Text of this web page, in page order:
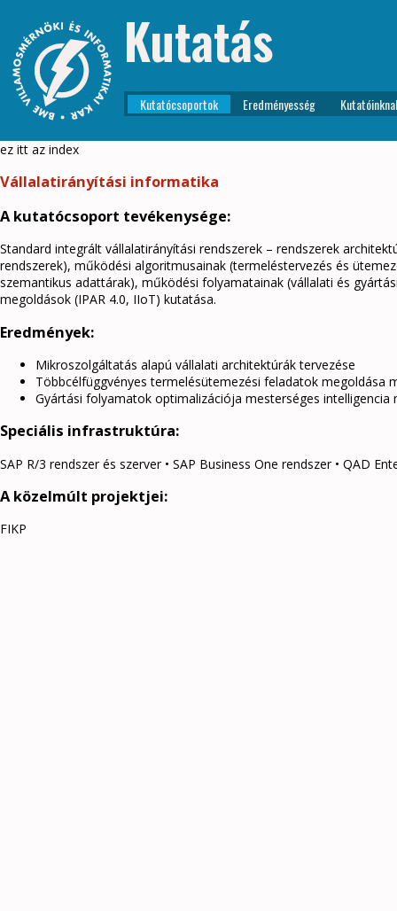
Kutatás
Kutatócsoportok Eredményesség
ez itt az index
Vállalatirányítási informatika
A kutatócsoport tevékenysége:
Standard integrált vállalatirányítási rendszerek – rendszerek
rendszerek), működési algoritmusainak (termeléstervezés és
szemantikus adattárak), működési folyamatainak (vállalati és
megoldások (IPAR 4.0, IIoT) kutatása.
Eredmények:
Mikroszolgáltatás alapú vállalati architektúrák tervezése
Többcélfüggvényes termelésütemezési feladatok megoldása
Gyártási folyamatok optimalizációja mesterséges intelligencia
Speciális infrastruktúra:
SAP R/3 rendszer és szerver • SAP Business One rendszer • QAD
A közelmúlt projektjei:
FIKP